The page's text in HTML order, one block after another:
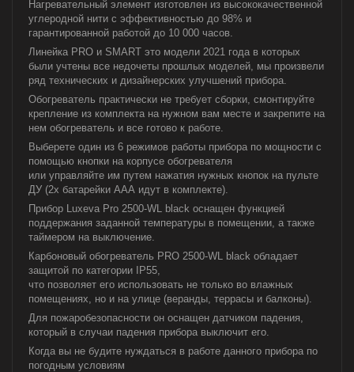
Нагревательный элемент изготовлен из высококачественной
углеродной нити с эффективностью до 98% и
гарантированной работой до 10 000 часов.
Линейка PRO и SMART это модели 2021 года в которых
были учтены все недочеты прошлых моделей, мы произвели
ряд технических и дизайнерских улучшений прибора.
Обогреватель практически не требует сборки, смонтируйте
крепление из комплекта на нужном вам месте и закрепите на
нем обогреватель и все готово к работе.
Выберете один из 6 режимов работы прибора по мощности с
помощью кнопки на корпусе обогревателя
или управляйте им путем нажатия нужных кнопок на пульте
ДУ (2х батарейки ААА идут в комплекте).
Прибор Luxeva Pro 2500-WL black оснащен функцией
поддержания заданной температуры в помещении, а также
таймером на выключение.
Карбоновый обогреватель PRO 2500-WL black обладает
защитой по категории IP55,
что позволяет его использовать не только во влажных
помещениях, но и на улице (веранды, террасы и балконы).
Для пожаробезопасности он оснащен датчиком падения,
который в случаи падения прибора выключит его.
Когда вы не будите нуждаться в работе данного прибора по
погодным условиям